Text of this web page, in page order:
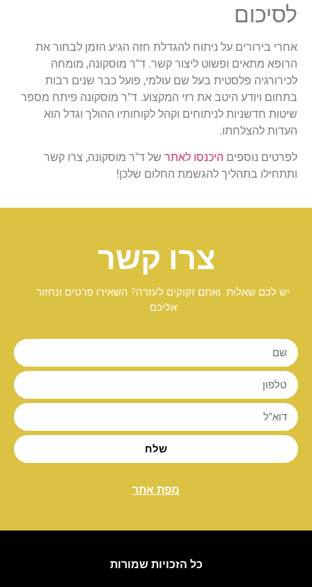
לסיכום
אחרי בירורים על ניתוח להגדלת חזה הגיע הזמן לבחור את
הרופא מתאים ופשוט ליצור קשר. ד"ר מוסקונה, מומחה
לכירורגיה פלסטית בעל שם עולמי, פועל כבר שנים רבות
בתחום ויודע היטב את רזי המקצוע. ד"ר מוסקונה פיתח מספר
שיטות חדשניות לניתוחים וקהל לקוחותיו ההולך וגדל הוא
העדות להצלחתו.
לפרטים נוספים היכנסו לאתר של ד"ר מוסקונה, צרו קשר
ותתחילו בתהליך להגשמת החלום שלכן!
צרו קשר
יש לכם שאלות ואתם זקוקים לעזרה? השאירו פרטים ונחזור
אליכם
שלח
מפת אתר
כל הזכויות שמורות